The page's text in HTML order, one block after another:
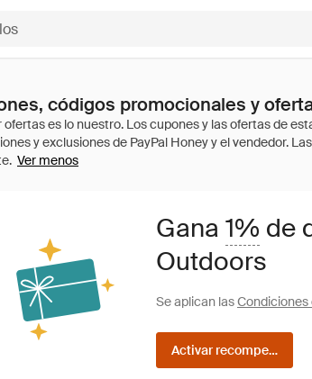
códigos promocionales y
Ver menos
Gana 1% de
Outdoors
Se aplican lasCondiciones
Activar recompensas